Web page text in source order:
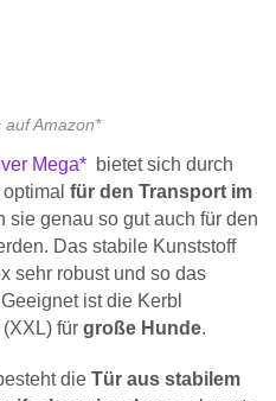
Amazon*
Mega* bietet sich durch
für den Transport im
sie genau so gut auch für den
Das stabile Kunststoff
sehr robust und so das
ist die Kerbl
für große Hunde.
die Tür aus stabilem